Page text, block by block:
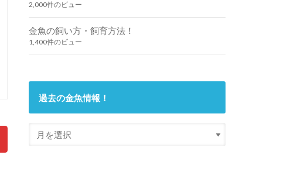
2,000件のビュー
金魚の飼い方・飼育方法！
1,400件のビュー
過去の金魚情報！